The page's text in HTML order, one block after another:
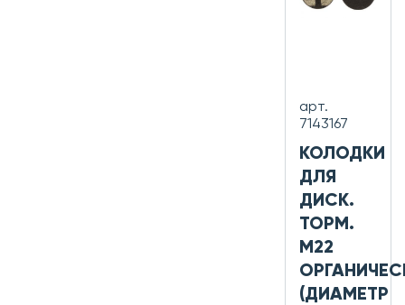
арт.
7143167
КОЛОДКИ
ДЛЯ
ДИСК.
ТОРМ.
M22
(ДИАМЕТР